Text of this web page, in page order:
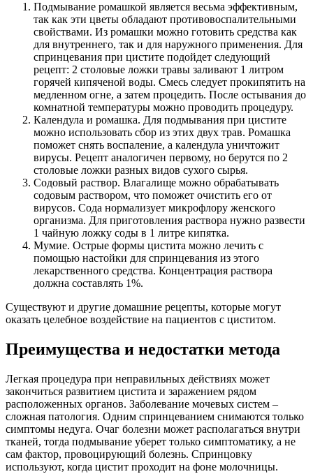
Подмывание ромашкой является весьма эффективным,
так как эти цветы обладают противовоспалительными
свойствами. Из ромашки можно готовить средства как
для внутреннего, так и для наружного применения. Для
спринцевания при цистите подойдет следующий
рецепт: 2 столовые ложки травы заливают 1 литром
горячей кипяченой воды. Смесь следует прокипятить на
медленном огне, а затем процедить. После остывания до
комнатной температуры можно проводить процедуру.
Календула и ромашка. Для подмывания при цистите
можно использовать сбор из этих двух трав. Ромашка
поможет снять воспаление, а календула уничтожит
вирусы. Рецепт аналогичен первому, но берутся по 2
столовые ложки разных видов сухого сырья.
Содовый раствор. Влагалище можно обрабатывать
содовым раствором, что поможет очистить его от
вирусов. Сода нормализует микрофлору женского
организма. Для приготовления раствора нужно развести
1 чайную ложку соды в 1 литре кипятка.
Мумие. Острые формы цистита можно лечить с
помощью настойки для спринцевания из этого
лекарственного средства. Концентрация раствора
должна составлять 1%.
Существуют и другие домашние рецепты, которые могут
оказать целебное воздействие на пациентов с циститом.
Преимущества и недостатки метода
Легкая процедура при неправильных действиях может
закончиться развитием цистита и заражением рядом
расположенных органов. Заболевание мочевых систем –
сложная патология. Одним спринцеванием снимаются только
симптомы недуга. Очаг болезни может располагаться внутри
тканей, тогда подмывание уберет только симптоматику, а не
сам фактор, провоцирующий болезнь. Спринцовку
используют, когда цистит проходит на фоне молочницы.